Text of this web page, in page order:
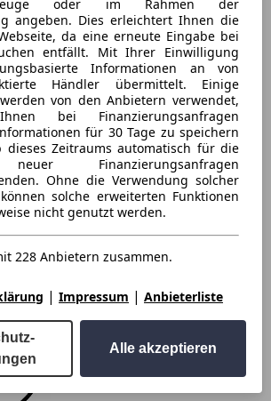
oder im Rahmen der
angeben. Dies erleichtert Ihnen die
da eine erneute Eingabe bei
entfällt. Mit Ihrer Einwilligung
Informationen an von
Händler übermittelt. Einige
werden von den Anbietern verwendet,
bei Finanzierungsanfragen
für 30 Tage zu speichern
dieses Zeitraums automatisch für die
Finanzierungsanfragen
Ohne die Verwendung solcher
können solche erweiterten Funktionen
nicht genutzt werden.
228 Anbietern zusammen.
| Impressum | Anbieterliste
Alle akzeptieren